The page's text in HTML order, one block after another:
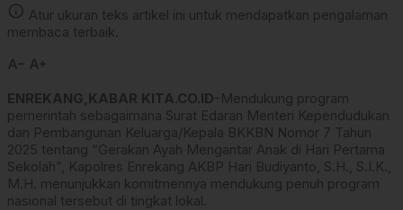
info Atur ukuran teks artikel ini untuk mendapatkan pengalaman
membaca terbaik.
text_decrease text_increase
ENREKANG,KABAR KITA.CO.ID-Mendukung program
pemerintah sebagaimana Surat Edaran Menteri Kependudukan
dan Pembangunan Keluarga/Kepala BKKBN Nomor 7 Tahun
2025 tentang “Gerakan Ayah Mengantar Anak di Hari Pertama
Sekolah”, Kapolres Enrekang AKBP Hari Budiyanto, S.H., S.I.K.,
M.H. menunjukkan komitmennya mendukung penuh program
nasional tersebut di tingkat lokal.